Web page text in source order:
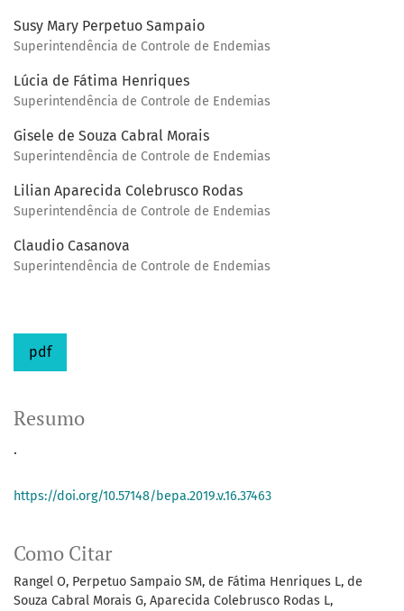
Susy Mary Perpetuo Sampaio
Superintendência de Controle de Endemias
Lúcia de Fátima Henriques
Superintendência de Controle de Endemias
Gisele de Souza Cabral Morais
Superintendência de Controle de Endemias
Lilian Aparecida Colebrusco Rodas
Superintendência de Controle de Endemias
Claudio Casanova
Superintendência de Controle de Endemias
pdf
Como Citar
Rangel O, Perpetuo Sampaio SM, de Fátima Henriques L, de
Souza Cabral Morais G, Aparecida Colebrusco Rodas L,
Resumo
.
https://doi.org/10.57148/bepa.2019.v.16.37463